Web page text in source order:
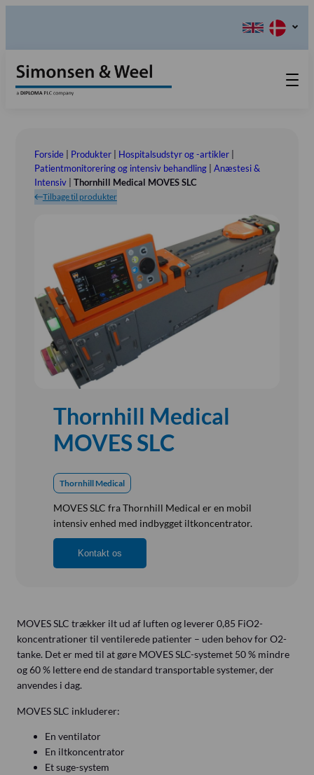
Retur-, Reklamations- og
Reparationsformular
Kontakt os
Send ordination
Vores Værdier
Bestyrelsen
Udstillinger
Showroom
Referensinstallation
Vision, Mission, Miljø og Kvalitet
Kliniske diætister
Salgs- og Leveringsbetingelser
Ledige Stillinger
Tlf.: (+45) 70 25 56 10
Forside| Produkter| Hospitalsudstyr og -artikler|
Patientmonitorering og intensiv behandling| Anæstesi &
Intensiv| Thornhill Medical MOVES SLC
Tilbage til produkter
Thornhill Medical
MOVES SLC
Thornhill Medical
MOVES SLC fra Thornhill Medical er en mobil
intensiv enhed med indbygget iltkoncentrator.
Kontakt os
MOVES SLC trækker ilt ud af luften og leverer 0,85 FiO2-
koncentrationer til ventilerede patienter – uden behov for O2-
tanke. Det er med til at gøre MOVES SLC-systemet 50 % mindre
og 60 % lettere end de standard transportable systemer, der
anvendes i dag.
MOVES SLC inkluderer:
En ventilator
En iltkoncentrator
Et suge-system